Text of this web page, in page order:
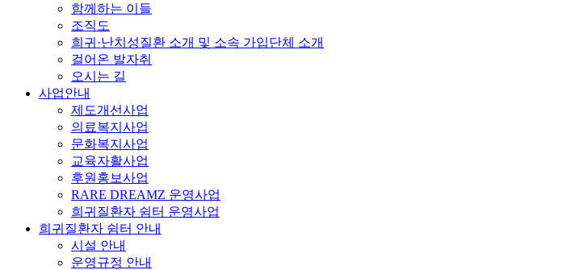
함께하는 이들
조직도
희귀·난치성질환 소개 및 소속 가입단체 소개
걸어온 발자취
오시는 길
사업안내
제도개선사업
의료복지사업
문화복지사업
교육자활사업
후원홍보사업
RARE DREAMZ 운영사업
희귀질환자 쉼터 운영사업
희귀질환자 쉼터 안내
시설 안내
운영규정 안내